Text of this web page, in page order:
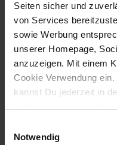
Seiten sicher und
von Services
sowie Werbung
unserer Homepage,
anzuzeigen. Mit einem
Cookie Verwendung
kannst Du jederzeit in
Notwendig
Das Unkrautschutzvlies
durch Lichtentzug und
Das Vlies hält ihr Beet
speichert die Feuchtigkeit
mit Wasser zu versorgen.
Das Mulchvlies sollte mit
Bahnweise verlegt
einer gewöhnlichen
Weitere